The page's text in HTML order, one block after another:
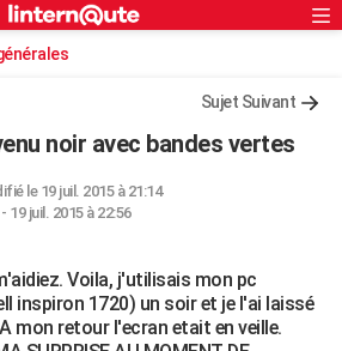
S'inscrire
Connexion
Sujet Suivant
noir avec bandes vertes
le 19 juil. 2015 à 21:14
- 19 juil. 2015 à 22:56
Voila, j'utilisais mon pc
inspiron 1720) un soir et je l'ai laissé
mon retour l'ecran etait en veille.